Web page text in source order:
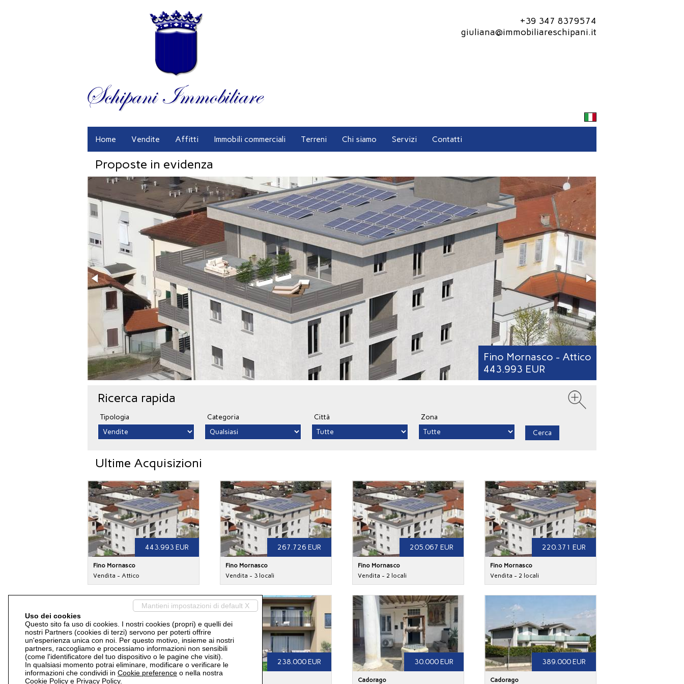
+39 347 8379574
giuliana@immobiliareschipani.it
Home Vendite Affitti Immobili commerciali Terreni Chi siamo Servizi Contatti
Proposte in evidenza
Fino Mornasco - Attico
443.993 EUR
Ricerca rapida
Tipologia Categoria Città
Zona
Cerca
Ultime Acquisizioni
443.993 EUR
Fino Mornasco
Vendita - Attico
267.726 EUR
Fino Mornasco
Vendita - 3 locali
205.067 EUR
Fino Mornasco
Vendita - 2 locali
220.371 EUR
Fino Mornasco
Vendita - 2 locali
120.000 EUR
Fino Mornasco
238.000 EUR 30.000 EUR
Cadorago
389.000 EUR
Cadorago
Mantieni impostazioni di default X
Uso dei cookies
Questo sito fa uso di cookies. I nostri cookies (propri) e quelli dei
nostri Partners (cookies di terzi) servono per poterti offrire
un'esperienza unica con noi. Per questo motivo, insieme ai nostri
partners, raccogliamo e processiamo informazioni non sensibili
(come l'identificatore del tuo dispositivo o le pagine che visiti).
In qualsiasi momento potrai eliminare, modificare o verificare le
informazioni che condividi in Cookie preference o nella nostra
Cookie Policy e Privacy Policy.